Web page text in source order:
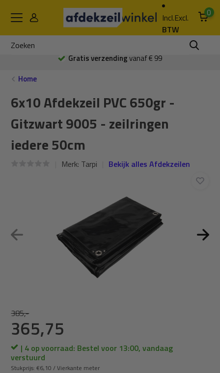
Incl.Excl.
BTW
0
Gratis verzendingvanaf € 99
Home
6x10 Afdekzeil PVC 650gr -
Gitzwart 9005 - zeilringen
iedere 50cm
Merk: Tarpi Bekijk alles Afdekzeilen
385,-
365,75
| 4 op voorraad: Bestel voor 13:00, vandaag
verstuurd
Stukprijs:€6,10 /Vierkante meter